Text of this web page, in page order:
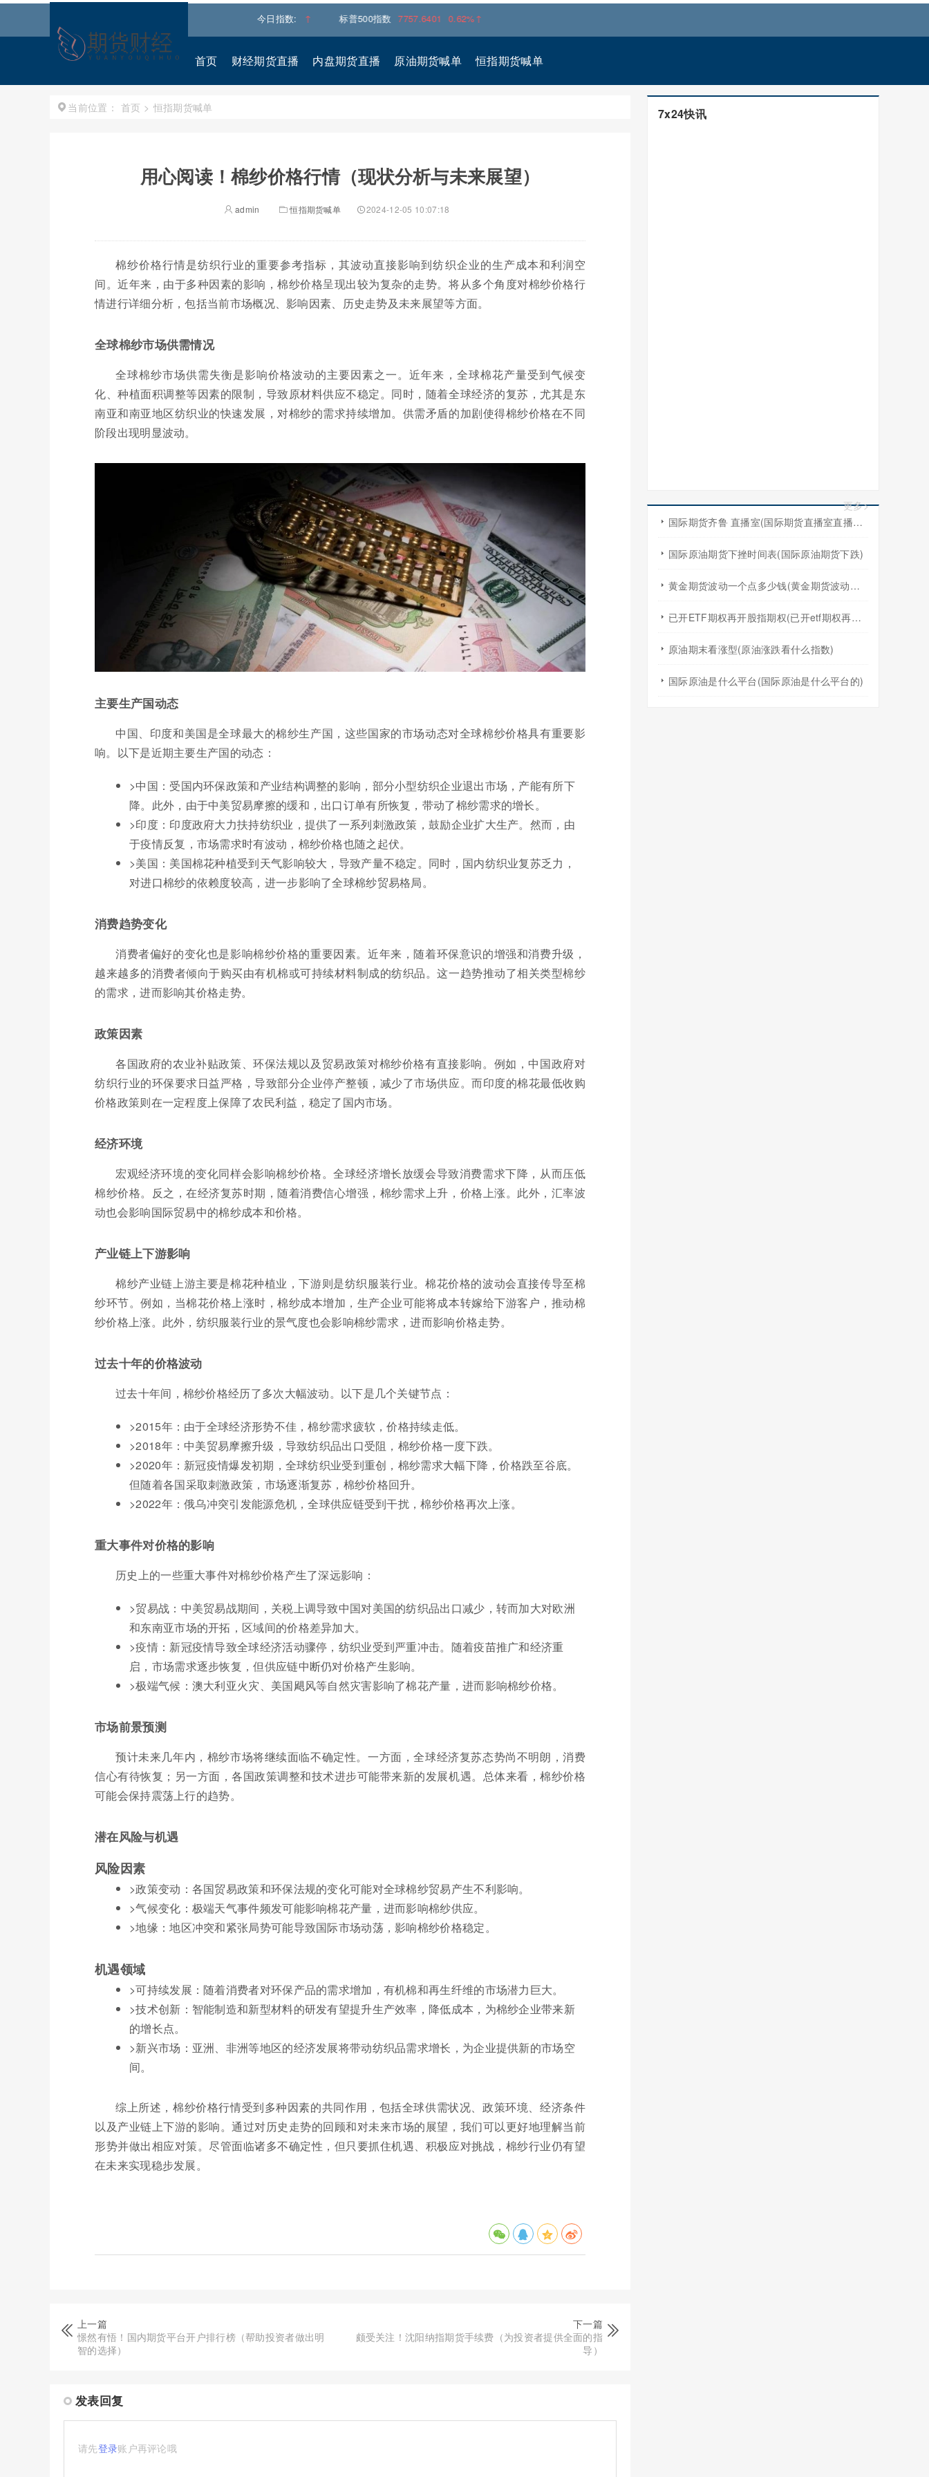
今日指数:
1.30%↑ 标普500指数 7757.6401 0.62%↑
首页 财经期货直播 内盘期货直播 原油期货喊单 恒指期货喊单
当前位置： 首页 > 恒指期货喊单
用心阅读！棉纱价格行情（现状分析与未来展望）
admin 恒指期货喊单 2024-12-05 10:07:18
棉纱价格行情是纺织行业的重要参考指标，其波动直接影响到纺织企业的生产成本和利润空
间。近年来，由于多种因素的影响，棉纱价格呈现出较为复杂的走势。将从多个角度对棉纱价格行
情进行详细分析，包括当前市场概况、影响因素、历史走势及未来展望等方面。
全球棉纱市场供需情况
全球棉纱市场供需失衡是影响价格波动的主要因素之一。近年来，全球棉花产量受到气候变
化、种植面积调整等因素的限制，导致原材料供应不稳定。同时，随着全球经济的复苏，尤其是东
南亚和南亚地区纺织业的快速发展，对棉纱的需求持续增加。供需矛盾的加剧使得棉纱价格在不同
阶段出现明显波动。
主要生产国动态
中国、印度和美国是全球最大的棉纱生产国，这些国家的市场动态对全球棉纱价格具有重要影
响。以下是近期主要生产国的动态：
>中国：受国内环保政策和产业结构调整的影响，部分小型纺织企业退出市场，产能有所下
降。此外，由于中美贸易摩擦的缓和，出口订单有所恢复，带动了棉纱需求的增长。
>印度：印度政府大力扶持纺织业，提供了一系列刺激政策，鼓励企业扩大生产。然而，由
于疫情反复，市场需求时有波动，棉纱价格也随之起伏。
>美国：美国棉花种植受到天气影响较大，导致产量不稳定。同时，国内纺织业复苏乏力，
对进口棉纱的依赖度较高，进一步影响了全球棉纱贸易格局。
消费趋势变化
消费者偏好的变化也是影响棉纱价格的重要因素。近年来，随着环保意识的增强和消费升级，
越来越多的消费者倾向于购买由有机棉或可持续材料制成的纺织品。这一趋势推动了相关类型棉纱
的需求，进而影响其价格走势。
政策因素
各国政府的农业补贴政策、环保法规以及贸易政策对棉纱价格有直接影响。例如，中国政府对
纺织行业的环保要求日益严格，导致部分企业停产整顿，减少了市场供应。而印度的棉花最低收购
价格政策则在一定程度上保障了农民利益，稳定了国内市场。
经济环境
宏观经济环境的变化同样会影响棉纱价格。全球经济增长放缓会导致消费需求下降，从而压低
棉纱价格。反之，在经济复苏时期，随着消费信心增强，棉纱需求上升，价格上涨。此外，汇率波
动也会影响国际贸易中的棉纱成本和价格。
产业链上下游影响
棉纱产业链上游主要是棉花种植业，下游则是纺织服装行业。棉花价格的波动会直接传导至棉
纱环节。例如，当棉花价格上涨时，棉纱成本增加，生产企业可能将成本转嫁给下游客户，推动棉
纱价格上涨。此外，纺织服装行业的景气度也会影响棉纱需求，进而影响价格走势。
过去十年的价格波动
过去十年间，棉纱价格经历了多次大幅波动。以下是几个关键节点：
>2015年：由于全球经济形势不佳，棉纱需求疲软，价格持续走低。
>2018年：中美贸易摩擦升级，导致纺织品出口受阻，棉纱价格一度下跌。
>2020年：新冠疫情爆发初期，全球纺织业受到重创，棉纱需求大幅下降，价格跌至谷底。
但随着各国采取刺激政策，市场逐渐复苏，棉纱价格回升。
>2022年：俄乌冲突引发能源危机，全球供应链受到干扰，棉纱价格再次上涨。
重大事件对价格的影响
历史上的一些重大事件对棉纱价格产生了深远影响：
>贸易战：中美贸易战期间，关税上调导致中国对美国的纺织品出口减少，转而加大对欧洲
和东南亚市场的开拓，区域间的价格差异加大。
>疫情：新冠疫情导致全球经济活动骤停，纺织业受到严重冲击。随着疫苗推广和经济重
启，市场需求逐步恢复，但供应链中断仍对价格产生影响。
>极端气候：澳大利亚火灾、美国飓风等自然灾害影响了棉花产量，进而影响棉纱价格。
市场前景预测
预计未来几年内，棉纱市场将继续面临不确定性。一方面，全球经济复苏态势尚不明朗，消费
信心有待恢复；另一方面，各国政策调整和技术进步可能带来新的发展机遇。总体来看，棉纱价格
可能会保持震荡上行的趋势。
潜在风险与机遇
风险因素
>政策变动：各国贸易政策和环保法规的变化可能对全球棉纱贸易产生不利影响。
>气候变化：极端天气事件频发可能影响棉花产量，进而影响棉纱供应。
>地缘：地区冲突和紧张局势可能导致国际市场动荡，影响棉纱价格稳定。
机遇领域
>可持续发展：随着消费者对环保产品的需求增加，有机棉和再生纤维的市场潜力巨大。
>技术创新：智能制造和新型材料的研发有望提升生产效率，降低成本，为棉纱企业带来新
的增长点。
>新兴市场：亚洲、非洲等地区的经济发展将带动纺织品需求增长，为企业提供新的市场空
间。
综上所述，棉纱价格行情受到多种因素的共同作用，包括全球供需状况、政策环境、经济条件
以及产业链上下游的影响。通过对历史走势的回顾和对未来市场的展望，我们可以更好地理解当前
形势并做出相应对策。尽管面临诸多不确定性，但只要抓住机遇、积极应对挑战，棉纱行业仍有望
在未来实现稳步发展。
上一篇
憬然有悟！国内期货平台开户排行榜（帮助投资者做出明
智的选择）
下一篇
颇受关注！沈阳纳指期货手续费（为投资者提供全面的指
导）
发表回复
请先登录账户再评论哦
7x24快讯
更多>
国际期货齐鲁 直播室(国际期货直播室直播频道)
国际原油期货下挫时间表(国际原油期货下跌)
黄金期货波动一个点多少钱(黄金期货波动一个点多少钱啊)
已开ETF期权再开股指期权(已开etf期权再开股指期权怎么算)
原油期末看涨型(原油涨跌看什么指数)
国际原油是什么平台(国际原油是什么平台的)